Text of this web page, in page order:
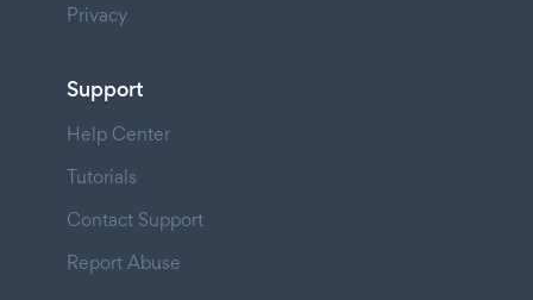
Privacy
Support
Help Center
Tutorials
Contact Support
Report Abuse